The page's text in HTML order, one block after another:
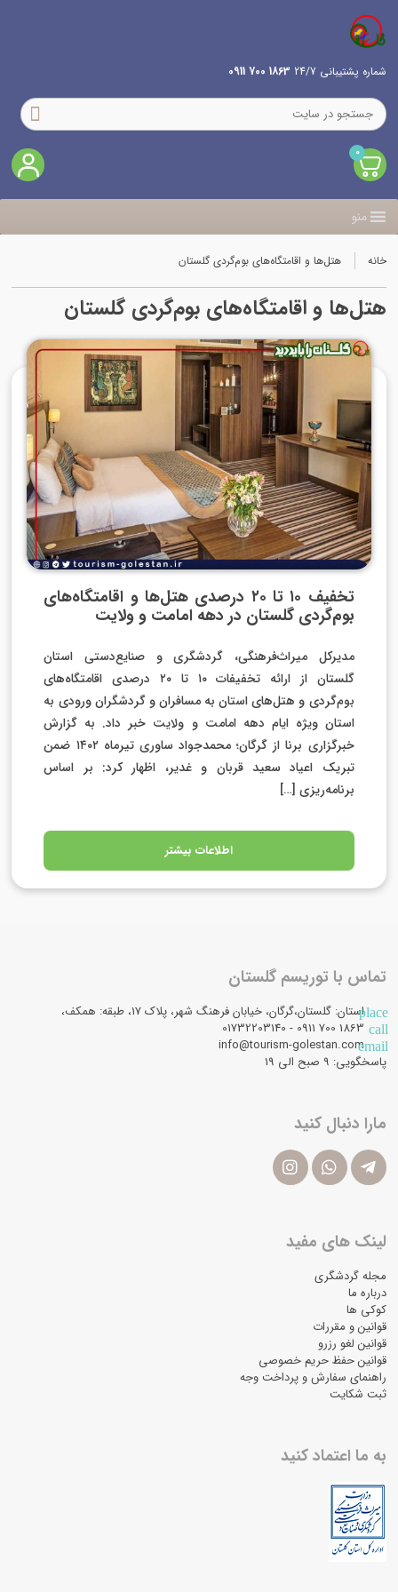
شماره پشتیبانی 24/7 1863 700 0911
0
منو
خانه هتل‌ها و اقامتگاه‌های بوم‌گردی گلستان
هتل‌ها و اقامتگاه‌های بوم‌گردی گلستان
تخفیف ۱۰ تا ۲۰ درصدی هتل‌ها و اقامتگاه‌های
بوم‌گردی گلستان در دهه امامت و ولایت
مدیرکل میراث‌فرهنگی، گردشگری و صنایع‌دستی استان
گلستان از ارائه تخفیفات ۱۰ تا ۲۰ درصدی اقامتگاه‌های
بوم‌گردی و هتل‌های استان به مسافران و گردشگران ورودی به
استان ویژه ایام دهه امامت و ولایت خبر داد. به گزارش
خبرگزاری برنا از گرگان؛ محمدجواد ساوری تیرماه ۱۴۰۲ ضمن
تبریک اعیاد سعید قربان و غدیر، اظهار کرد: بر اساس
برنامه‌ریزی […]
اطلاعات بیشتر
تماس با توریسم گلستان
placeاستان: گلستان،گرگان، خیابان فرهنگ شهر، پلاک 17، طبقه: همکف،
call
email
info@tourism-golestan.com
پاسخگویی: ۹ صبح الی 19
مارا دنبال کنید
لینک های مفید
مجله گردشگری
درباره ما
کوکی ها
قوانین و مقررات
قوانین لغو رزرو
قوانین حفظ حریم خصوصی
راهنمای سفارش و پرداخت وجه
ثبت شکایت
به ما اعتماد کنید